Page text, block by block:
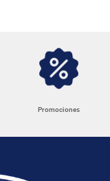
Promociones